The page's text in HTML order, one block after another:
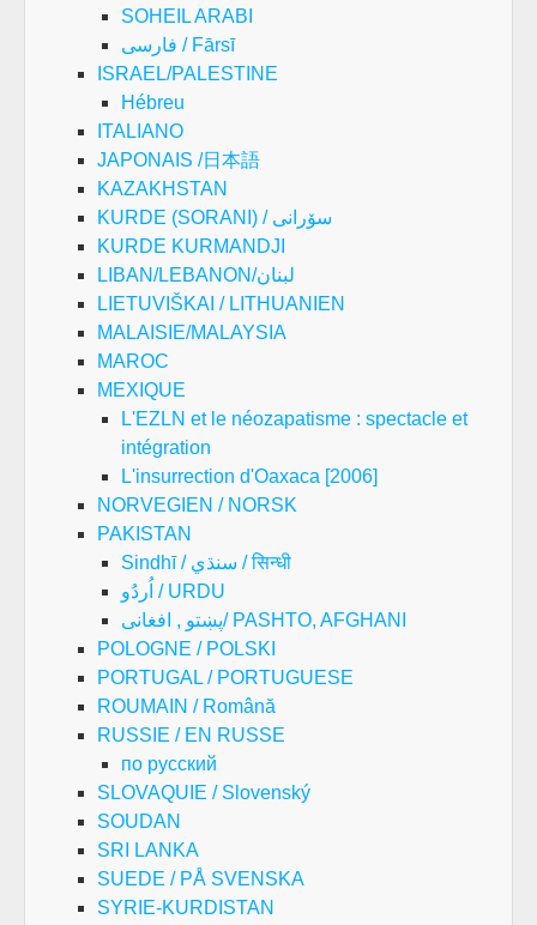
SOHEIL ARABI
فارسی / Fārsī
ISRAEL/PALESTINE
Hébreu
ITALIANO
JAPONAIS /日本語
KAZAKHSTAN
KURDE (SORANI) / سۆرانی
KURDE KURMANDJI
LIBAN/LEBANON/لبنان
LIETUVIŠKAI / LITHUANIEN
MALAISIE/MALAYSIA
MAROC
MEXIQUE
L'EZLN et le néozapatisme : spectacle et
intégration
L'insurrection d'Oaxaca [2006]
NORVEGIEN / NORSK
PAKISTAN
Sindhī / سنڌي / सिन्धी
اُردُو / URDU
پښتو , افغانی/ PASHTO, AFGHANI
POLOGNE / POLSKI
PORTUGAL / PORTUGUESE
ROUMAIN / Română
RUSSIE / EN RUSSE
по русский
SLOVAQUIE / Slovenský
SOUDAN
SRI LANKA
SUEDE / PÅ SVENSKA
SYRIE-KURDISTAN